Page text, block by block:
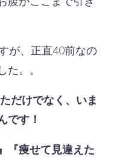
が、正直40前なの
。。
だけでなく、いま
です！
『痩せて見違えた